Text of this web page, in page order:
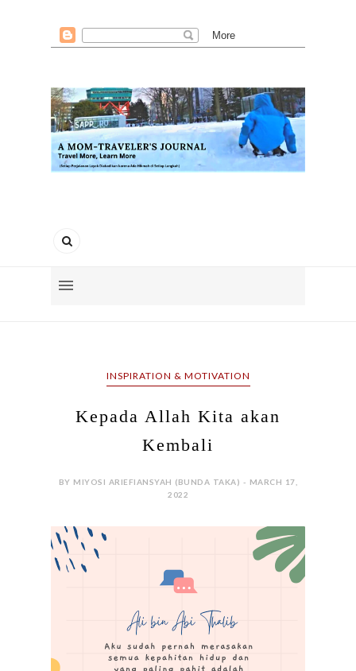
INSPIRATION & MOTIVATION
Kepada Allah Kita akan
Kembali
BY MIYOSI ARIEFIANSYAH (BUNDA TAKA) - MARCH 17,
2022